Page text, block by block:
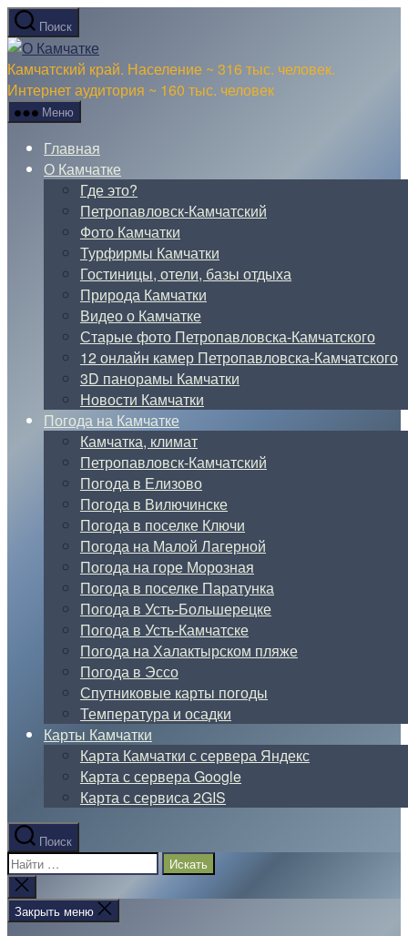
Перейти
к
содержимому
Поиск
Камчатке
Камчатский край. Население ~ 316 тыс. человек.
Интернет аудитория ~ 160 тыс. человек
Меню
Главная
О Камчатке
Где это?
Петропавловск-Камчатский
Фото Камчатки
Турфирмы Камчатки
Гостиницы, отели, базы отдыха
Природа Камчатки
Видео о Камчатке
Старые фото Петропавловска-Камчатского
12 онлайн камер Петропавловска-Камчатского
3D панорамы Камчатки
Новости Камчатки
Погода на Камчатке
Камчатка, климат
Петропавловск-Камчатский
Погода в Елизово
Погода в Вилючинске
Погода в поселке Ключи
Погода на Малой Лагерной
Погода на горе Морозная
Погода в поселке Паратунка
Погода в Усть-Большерецке
Погода в Усть-Камчатске
Погода на Халактырском пляже
Погода в Эссо
Спутниковые карты погоды
Температура и осадки
Карты Камчатки
Карта Камчатки с сервера Яндекс
Карта с сервера Google
Карта с сервиса 2GIS
Поиск
Поиск:
Закрыть
поиск
Закрыть меню